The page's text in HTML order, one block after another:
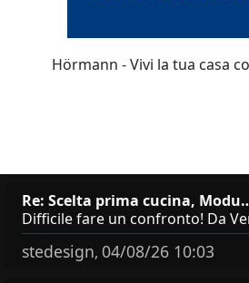
Hörmann - Vivi la tua casa
Re: Scelta prima cucina,
stedesign, 04/08/26 10:03